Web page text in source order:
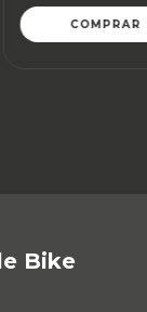
COMPRAR
Bike